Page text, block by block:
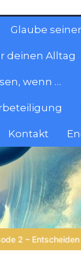
Glaube
deinen Alltag
wenn …
Kontakt
Reaktion klüger